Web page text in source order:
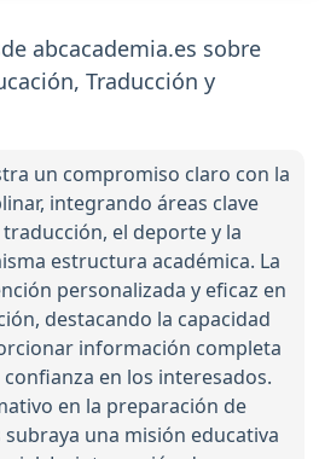
abcacademia.es sobre
Traducción y
un compromiso claro con la
integrando áreas clave
el deporte y la
estructura académica. La
personalizada y eficaz en
destacando la capacidad
información completa
en los interesados.
en la preparación de
una misión educativa